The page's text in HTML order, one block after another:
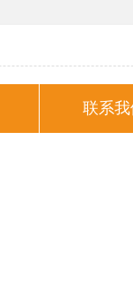
联系